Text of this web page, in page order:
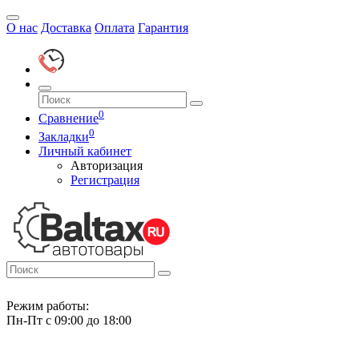
О нас Доставка Оплата Гарантия
Сравнение0
Закладки0
Личный кабинет
Авторизация
Регистрация
Режим работы:
Пн-Пт с 09:00 до 18:00